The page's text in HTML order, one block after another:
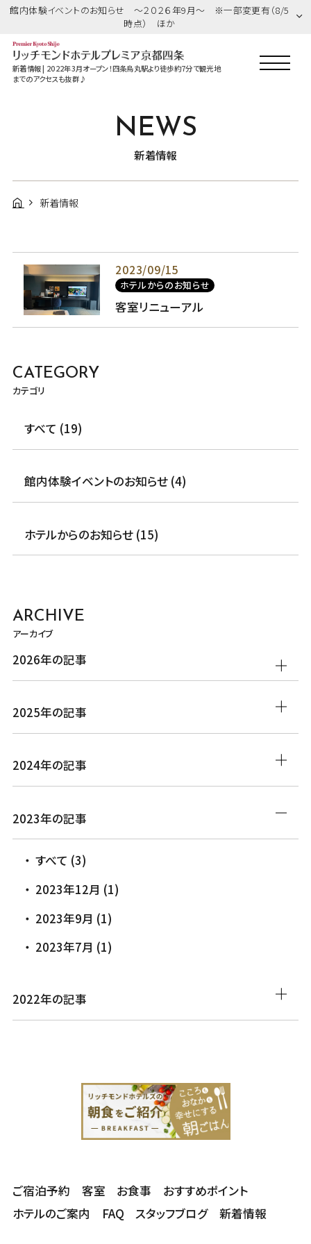
館内体験イベントのお知らせ ～２０２６年9月～ ※一部変更有（8/5
時点） ほか
新着情報 | 2022年3月オープン！四条烏丸駅より徒歩約7分で観光地
までのアクセスも抜群♪
NEWS
新着情報
新着情報
2023/09/15
ホテルからのお知らせ
客室リニューアル
CATEGORY
カテゴリ
すべて (19)
館内体験イベントのお知らせ (4)
ホテルからのお知らせ (15)
ARCHIVE
アーカイブ
2026年の記事
2025年の記事
2024年の記事
2023年の記事
すべて (3)
2023年12月 (1)
2023年9月 (1)
2023年7月 (1)
2022年の記事
ご宿泊予約 客室 お食事
おすすめポイント
ホテルのご案内
FAQ スタッフブログ 新着情報